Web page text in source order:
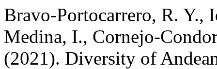
Bravo-Portocarrero, R. Y.,
Medina, I., Cornejo-
(2021). Diversity of